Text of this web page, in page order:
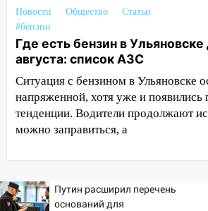
12:20
В Чердаклинском
столкнулись «Лада» и
пострадал 14-летний
12:00 Где есть бензин в
августа: список АЗС
11:50 Заснул рядом с
случайно задушил его: суд
приговор
полностью уничтожил
сарай
Новости Общество
Статьи
#бензин
Где есть бензин в
августа: список АЗС
Ситуация с бензином в Ульяновске
напряженной, хотя уже и появились
тенденции. Водители продолжают
можно заправиться, а
Путин расширил перечень
оснований для